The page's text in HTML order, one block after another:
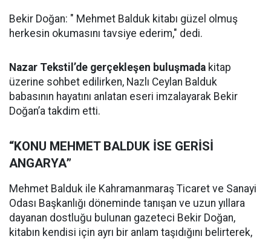
Bekir Doğan: " Mehmet Balduk kitabı güzel olmuş
herkesin okumasını tavsiye ederim," dedi.
Nazar Tekstil’de gerçekleşen buluşmada kitap
üzerine sohbet edilirken, Nazlı Ceylan Balduk
babasının hayatını anlatan eseri imzalayarak Bekir
Doğan’a takdim etti.
“KONU MEHMET BALDUK İSE GERİSİ
ANGARYA”
Mehmet Balduk ile Kahramanmaraş Ticaret ve Sanayi
Odası Başkanlığı döneminde tanışan ve uzun yıllara
dayanan dostluğu bulunan gazeteci Bekir Doğan,
kitabın kendisi için ayrı bir anlam taşıdığını belirterek,